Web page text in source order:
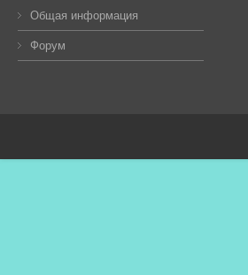
Общая информация
Форум